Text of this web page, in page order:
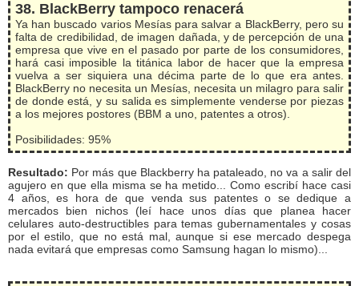
38. BlackBerry tampoco renacerá
Ya han buscado varios Mesías para salvar a BlackBerry, pero su
falta de credibilidad, de imagen dañada, y de percepción de una
empresa que vive en el pasado por parte de los consumidores,
hará casi imposible la titánica labor de hacer que la empresa
vuelva a ser siquiera una décima parte de lo que era antes.
BlackBerry no necesita un Mesías, necesita un milagro para salir
de donde está, y su salida es simplemente venderse por piezas
a los mejores postores (BBM a uno, patentes a otros).
Posibilidades: 95%
Resultado: Por más que Blackberry ha pataleado, no va a salir del
agujero en que ella misma se ha metido... Como escribí hace casi
4 años, es hora de que venda sus patentes o se dedique a
mercados bien nichos (leí hace unos días que planea hacer
celulares auto-destructibles para temas gubernamentales y cosas
por el estilo, que no está mal, aunque si ese mercado despega
nada evitará que empresas como Samsung hagan lo mismo)...